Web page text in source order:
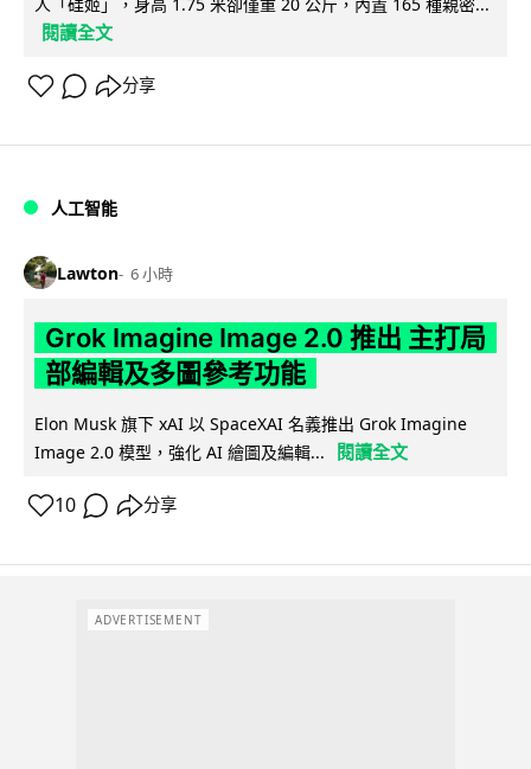
閱讀全文
分享
人工智能
Lawton 6 小時
Grok Imagine Image 2.0 推出 主打局
部編輯及多圖參考功能
Elon Musk 旗下 xAI 以 SpaceXAI 名義推出 Grok Imagine
Image 2.0 模型，強化 AI 繪圖及編輯...
閱讀全文
10 分享
ADVERTISEMENT